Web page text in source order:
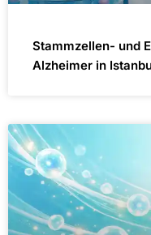
Stammzellen- und
Alzheimer in